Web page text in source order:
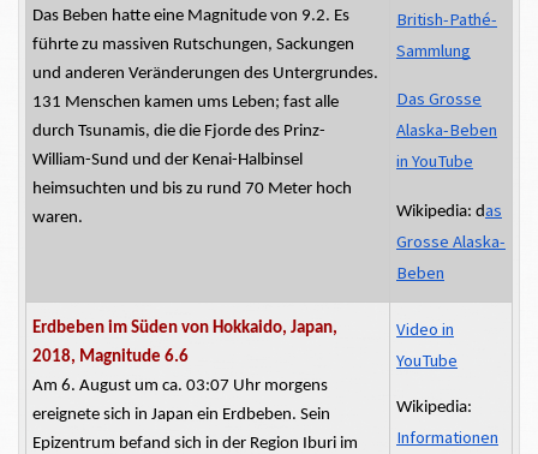
Das Beben hatte eine Magnitude von 9.2. Es
führte zu massiven Rutschungen, Sackungen
und anderen Veränderungen des Untergrundes.
131 Menschen kamen ums Leben; fast alle
durch Tsunamis, die die Fjorde des Prinz-
William-Sund und der Kenai-Halbinsel
heimsuchten und bis zu rund 70 Meter hoch
waren.
British-Pathé-
Sammlung
Das Grosse
Alaska-Beben
in YouTube
Wikipedia: das
Grosse Alaska-
Beben
Erdbeben im Süden von Hokkaido, Japan,
2018, Magnitude 6.6
Am 6. August um ca. 03:07 Uhr morgens
ereignete sich in Japan ein Erdbeben. Sein
Epizentrum befand sich in der Region Iburi im
Video in
YouTube
Wikipedia:
Informationen